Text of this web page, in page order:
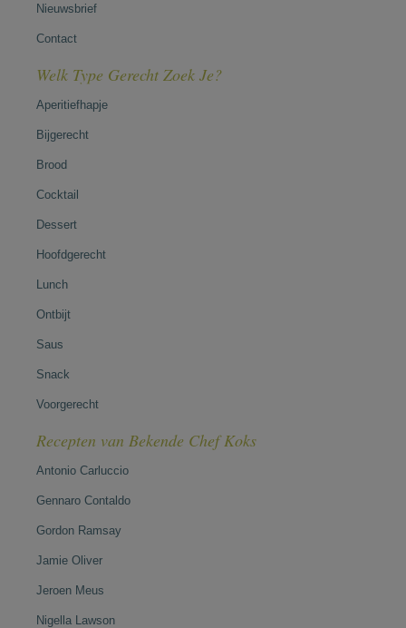
Nieuwsbrief
Contact
Welk Type Gerecht Zoek Je?
Aperitiefhapje
Bijgerecht
Brood
Cocktail
Dessert
Hoofdgerecht
Lunch
Ontbijt
Saus
Snack
Voorgerecht
Recepten van Bekende Chef Koks
Antonio Carluccio
Gennaro Contaldo
Gordon Ramsay
Jamie Oliver
Jeroen Meus
Nigella Lawson